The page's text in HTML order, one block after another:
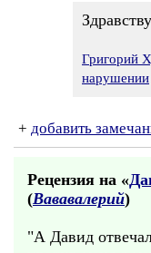
Григорий
нарушении
+ добавить
Рецензия на «
(Вававалерий)
"А Давид